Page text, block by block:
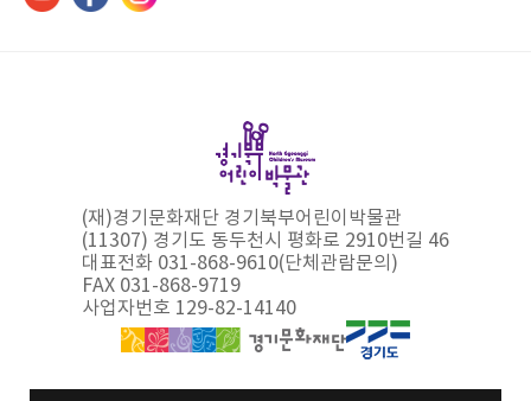
(재)경기문화재단 경기북부어린이박물관
(11307) 경기도 동두천시 평화로 2910번길 46
대표전화 031-868-9610(단체관람문의)
FAX 031-868-9719
사업자번호 129-82-14140